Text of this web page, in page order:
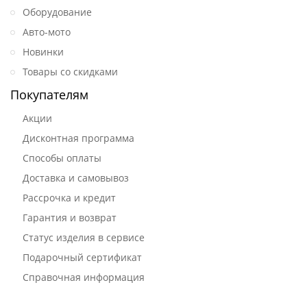
Оборудование
Авто-мото
Новинки
Товары со скидками
Покупателям
Акции
Дисконтная программа
Способы оплаты
Доставка и самовывоз
Рассрочка и кредит
Гарантия и возврат
Статус изделия в сервисе
Подарочный сертификат
Справочная информация